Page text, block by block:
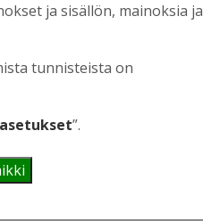
ja sisällön, mainoksia ja
tunnisteista on
”.